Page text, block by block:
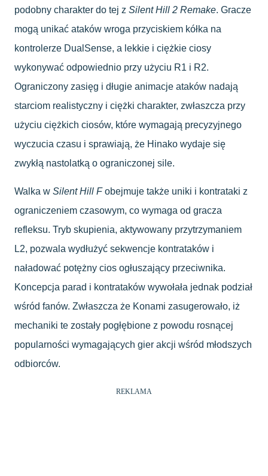
podobny charakter do tej z Silent Hill 2 Remake. Gracze
mogą unikać ataków wroga przyciskiem kółka na
kontrolerze DualSense, a lekkie i ciężkie ciosy
wykonywać odpowiednio przy użyciu R1 i R2.
Ograniczony zasięg i długie animacje ataków nadają
starciom realistyczny i ciężki charakter, zwłaszcza przy
użyciu ciężkich ciosów, które wymagają precyzyjnego
wyczucia czasu i sprawiają, że Hinako wydaje się
zwykłą nastolatką o ograniczonej sile.
Walka w Silent Hill Fobejmuje także uniki i kontrataki z
ograniczeniem czasowym, co wymaga od gracza
refleksu. Tryb skupienia, aktywowany przytrzymaniem
L2, pozwala wydłużyć sekwencje kontrataków i
naładować potężny cios ogłuszający przeciwnika.
Koncepcja parad i kontrataków wywołała jednak podział
wśród fanów. Zwłaszcza że Konami zasugerowało, iż
mechaniki te zostały pogłębione z powodu rosnącej
popularności wymagających gier akcji wśród młodszych
odbiorców.
REKLAMA